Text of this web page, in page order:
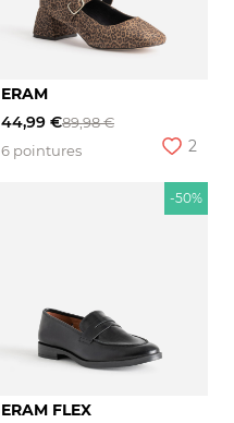
ERAM
44,99 €89,98 €
6 pointures
2
-50%
ERAM FLEX